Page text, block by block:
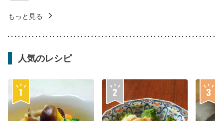
もっと見る
人気のレシピ